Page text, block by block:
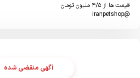
@iranpetshop
آگهی منقضی شده